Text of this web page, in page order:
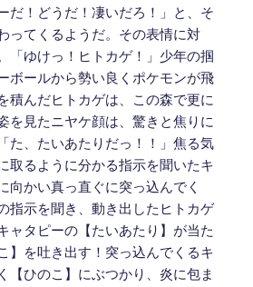
だ！どうだ！凄いだろ！」と、そ
ってくるようだ。その表情に対
「ゆけっ！ヒトカゲ！」少年の掴
ボールから勢い良くポケモンが飛
積んだヒトカゲは、この森で更に
を見たニヤケ顔は、驚きと焦りに
た、たいあたりだっ！！」焦る気
取るように分かる指示を聞いたキ
向かい真っ直ぐに突っ込んでく
指示を聞き、動き出したヒトカゲ
ャタピーの【たいあたり】が当た
】を吐き出す！突っ込んでくるキ
【ひのこ】にぶつかり、炎に包ま